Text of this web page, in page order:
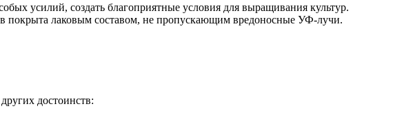
усилий, создать благоприятные условия для выращивания культур.
покрыта лаковым составом, не пропускающим вредоносные УФ-лучи.
достоинств: